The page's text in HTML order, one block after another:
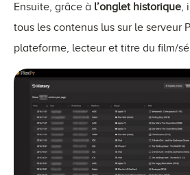
Ensuite, grâce à l’onglet historique,
tous les contenus lus sur le serveur
plateforme, lecteur et titre du film/